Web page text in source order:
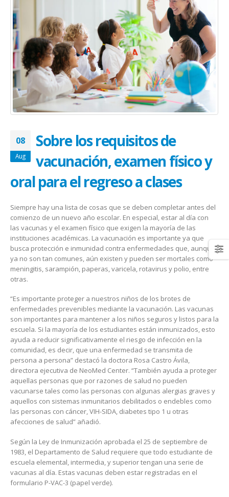
08
Aug
Sobre los requisitos de
vacunación, examen físico y
oral para el regreso a clases
Siempre hay una lista de cosas que se deben completar antes del
comienzo de un nuevo año escolar. En especial, estar al día con
las vacunas y el examen físico que exigen la mayoría de las
instituciones académicas. La vacunación es importante ya que
busca protección e inmunidad contra enfermedades que, aunque
ya no son tan comunes, aún existen y pueden ser mortales como
meningitis, sarampión, paperas, varicela, rotavirus y polio, entre
otras.
“Es importante proteger a nuestros niños de los brotes de
enfermedades prevenibles mediante la vacunación. Las vacunas
son importantes para mantener a los niños seguros y listos para la
escuela. Si la mayoría de los estudiantes están inmunizados, esto
ayuda a reducir significativamente el riesgo de infección en la
comunidad, es decir, que una enfermedad se transmita de
persona a persona” destacó la doctora Rosa Castro Ávila,
directora ejecutiva de NeoMed Center. “También ayuda a proteger
aquellas personas que por razones de salud no pueden
vacunarse tales como las personas con algunas alergias graves y
aquellos con sistemas inmunitarios debilitados o endebles como
las personas con cáncer, VIH-SIDA, diabetes tipo 1 u otras
afecciones de salud” añadió.
Según la Ley de Inmunización aprobada el 25 de septiembre de
1983, el Departamento de Salud requiere que todo estudiante de
escuela elemental, intermedia, y superior tengan una serie de
vacunas al día. Estas vacunas deben estar registradas en el
formulario P-VAC-3 (papel verde).
abrazar la salud oncológica
May 28, 2026